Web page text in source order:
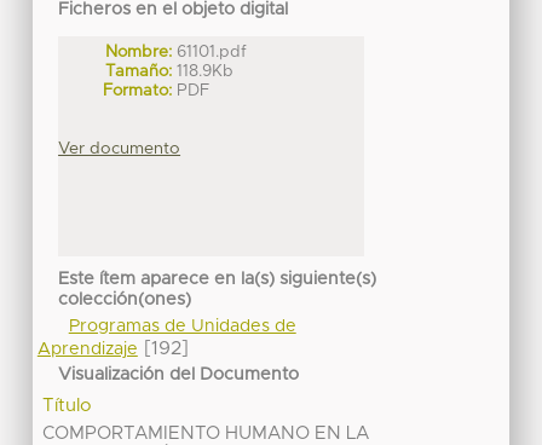
Ficheros en el objeto digital
Nombre: 61101.pdf
Tamaño: 118.9Kb
Formato: PDF
Ver documento
Este ítem aparece en la(s) siguiente(s)
colección(ones)
Programas de Unidades de
Aprendizaje
[192]
Visualización del Documento
Título
COMPORTAMIENTO HUMANO EN LA